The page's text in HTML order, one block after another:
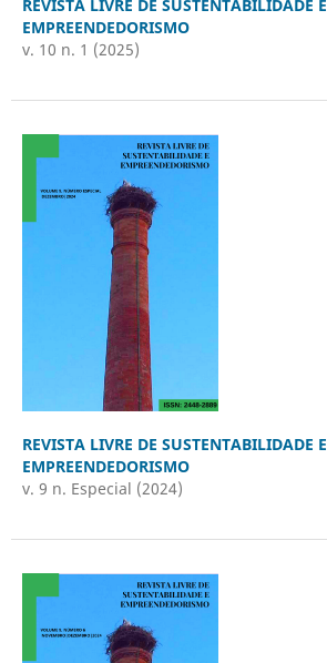
REVISTA LIVRE DE SUSTENTABILIDADE E
EMPREENDEDORISMO
v. 10 n. 1 (2025)
REVISTA LIVRE DE SUSTENTABILIDADE E
EMPREENDEDORISMO
v. 9 n. Especial (2024)